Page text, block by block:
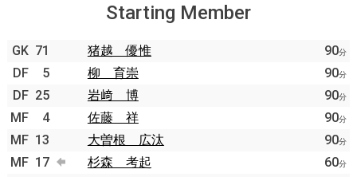
Starting Member
GK 71 猪越 優惟 90分
DF 5 柳 育崇 90分
DF 25 岩﨑 博 90分
MF 4 佐藤 祥 90分
MF 13 大曽根 広汰 90分
MF 17 杉森 考起 60分